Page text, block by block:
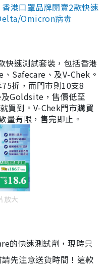
港口罩品牌開賣2款快速
Omicron病毒
快速測試套裝，包括香港
Safecare、及V-Chek。
折，而門市則10支8
Goldsite，售價低至
買到。V-Chek門市購買
量有限，售完即止。
放大
的快速測試劑，現時只
先注意送貨時間！這款